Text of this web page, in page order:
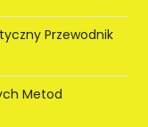
Przewodnik
Metod